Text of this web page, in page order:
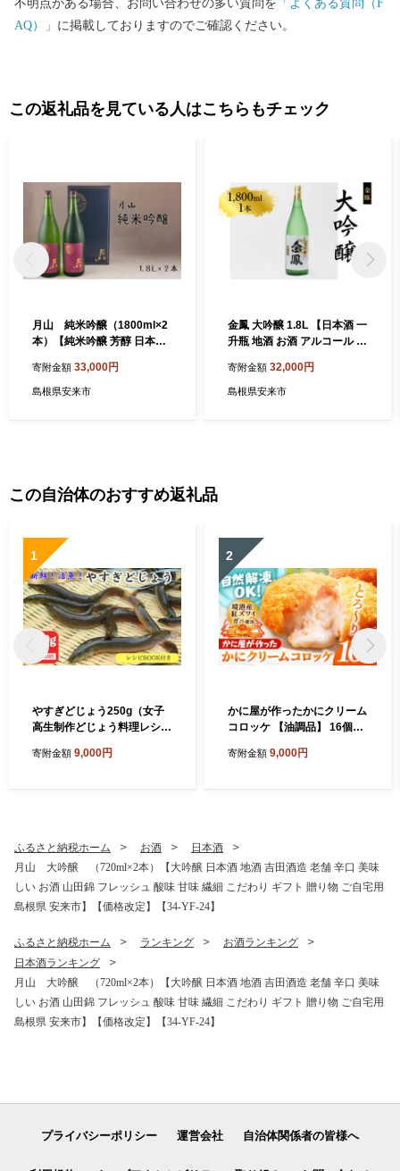
不明点がある場合、お問い合わせの多い質問を 「よくある質問（F
AQ）」 に掲載しておりますのでご確認ください。
この返礼品を見ている人はこちらもチェック
月山 純米吟醸（1800ml×2
本）【純米吟醸 芳醇 日本酒
しい お酒 こだわり 芳醇 ギフ
ト 贈り物 ご自宅用 島根県 安
寄附金額 33,000円
島根県安来市
金鳳 大吟醸 1.8L 【日本酒 一
升瓶 地酒 お酒 アルコール 安
ポー ご自宅用 島根県 安来
市】【価格改定】【32-KP-0
寄附金額 32,000円
島根県安来市
この自治体のおすすめ返礼品
1
やすぎどじょう250g（女子
高生制作どじょう料理レシピ
魚 生きたまま 食用 養殖 やわ
寄附金額 9,000円
2
かに屋が作ったかにクリーム
コロッケ 【油調品】 16個入
コロッケ 紅ずわいがに ズワ
寄附金額 9,000円
ふるさと納税ホーム お酒
日本酒
月山 大吟醸 （720ml×2本）【大吟醸 日本酒 地酒 吉田酒造 老舗 辛口 美味
しい お酒 山田錦 フレッシュ 酸味 甘味 繊細 こだわり ギフト 贈り物 ご自宅用
島根県 安来市】【価格改定】【34-YF-24】
ふるさと納税ホーム ランキング
お酒ランキング
日本酒ランキング
月山 大吟醸 （720ml×2本）【大吟醸 日本酒 地酒 吉田酒造 老舗 辛口 美味
しい お酒 山田錦 フレッシュ 酸味 甘味 繊細 こだわり ギフト 贈り物 ご自宅用
島根県 安来市】【価格改定】【34-YF-24】
プライバシーポリシー 運営会社 自治体関係者の皆様へ